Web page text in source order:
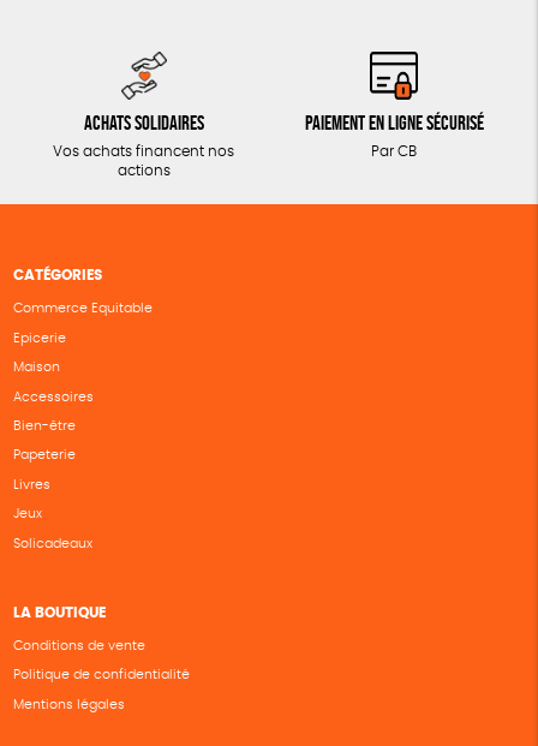
Achats solidaires
Vos achats financent nos
actions
Paiement en ligne sécurisé
Par CB
CATÉGORIES
Commerce Equitable
Epicerie
Maison
Accessoires
Bien-être
Papeterie
Livres
Jeux
Solicadeaux
LA BOUTIQUE
Conditions de vente
Politique de confidentialité
Mentions légales